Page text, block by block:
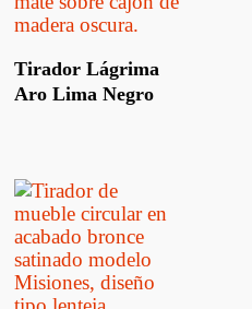
Leer Más
Tirador Lágrima
Aro Lima Negro